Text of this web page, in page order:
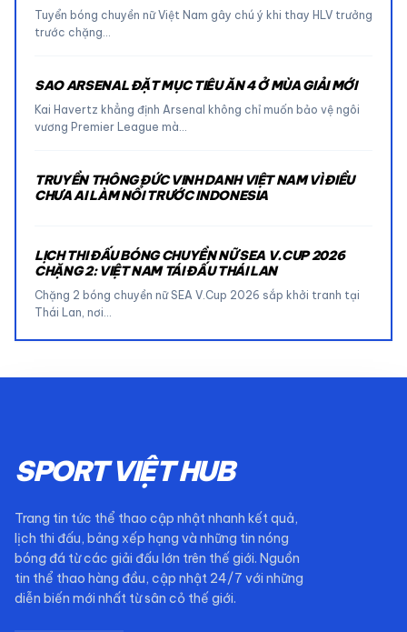
Tuyển bóng chuyền nữ Việt Nam gây chú ý khi thay HLV trưởng
trước chặng…
SAO ARSENAL ĐẶT MỤC TIÊU ĂN 4 Ở MÙA GIẢI MỚI
Kai Havertz khẳng định Arsenal không chỉ muốn bảo vệ ngôi
vương Premier League mà…
TRUYỀN THÔNG ĐỨC VINH DANH VIỆT NAM VÌ ĐIỀU
CHƯA AI LÀM NỔI TRƯỚC INDONESIA
LỊCH THI ĐẤU BÓNG CHUYỀN NỮ SEA V.CUP 2026
CHẶNG 2: VIỆT NAM TÁI ĐẤU THÁI LAN
Chặng 2 bóng chuyền nữ SEA V.Cup 2026 sắp khởi tranh tại
Thái Lan, nơi…
SPORT VIỆT HUB
Trang tin tức thể thao cập nhật nhanh kết quả,
lịch thi đấu, bảng xếp hạng và những tin nóng
bóng đá từ các giải đấu lớn trên thế giới. Nguồn
tin thể thao hàng đầu, cập nhật 24/7 với những
diễn biến mới nhất từ sân cỏ thế giới.